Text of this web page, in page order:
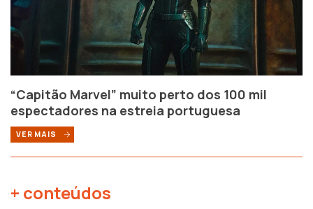
“Capitão Marvel” muito perto dos 100 mil
espectadores na estreia portuguesa
VER MAIS
+ conteúdos